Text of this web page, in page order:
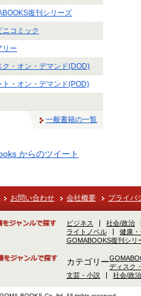
復刊シリーズ
ニコミック
リー
ク・オン・デマンド(DOD)
ト・オン・デマンド(POD)
一般書籍の一覧
からのツイート
お問い合わせ 会社概要 プライバ
ビジネス 社会/政治
ライトノベル
健康・
GOMABOOKS復刊シリ
カテゴリーディスク
文芸・小説
社会/政治